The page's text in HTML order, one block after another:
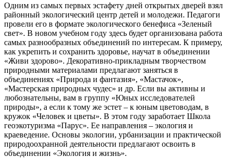
Одним из самых первых эстафету дней открытых дверей взял
районный экологический центр детей и молодежи. Педагоги
провели его в формате экологического бенефиса «Зеленый
свет». В новом учебном году здесь будет организована работа
самых разнообразных объединений по интересам. К примеру,
как укрепить и сохранить здоровье, научат в объединении
«Живи здорово». Декоративно-прикладным творчеством
природными материалами предлагают заняться в
объединениях «Природа и фантазия», «Мастачок»,
«Мастерская природных чудес» и др. Если вы активны и
любознательны, вам в группу «Юных исследователей
природы», а если к тому же эстет – к юным цветоводам, в
кружок «Человек и цветы». В этом году заработает Школа
геоэкотуризма «Парус». Ее направления – экология и
краеведение. Основы экологии, урбанизации и практической
природоохранной деятельности предлагают освоить в
объединении «Экология и жизнь».